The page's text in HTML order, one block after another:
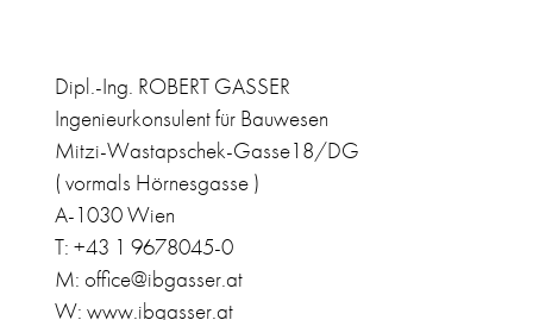
Dipl.-Ing. ROBERT GASSER
Ingenieurkonsulent für Bauwesen
Mitzi-Wastapschek-Gasse18/DG
( vormals Hörnesgasse )
A-1030 Wien
T: +43 1 9678045-0
M: office@ibgasser.at
W: www.ibgasser.at